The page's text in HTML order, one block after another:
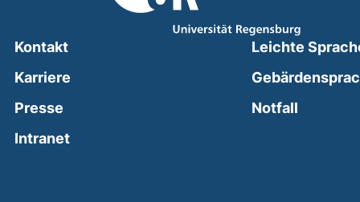
Kontakt
Karriere
Presse
Intranet(external link, opens in a new window)
Leichte
Notfall